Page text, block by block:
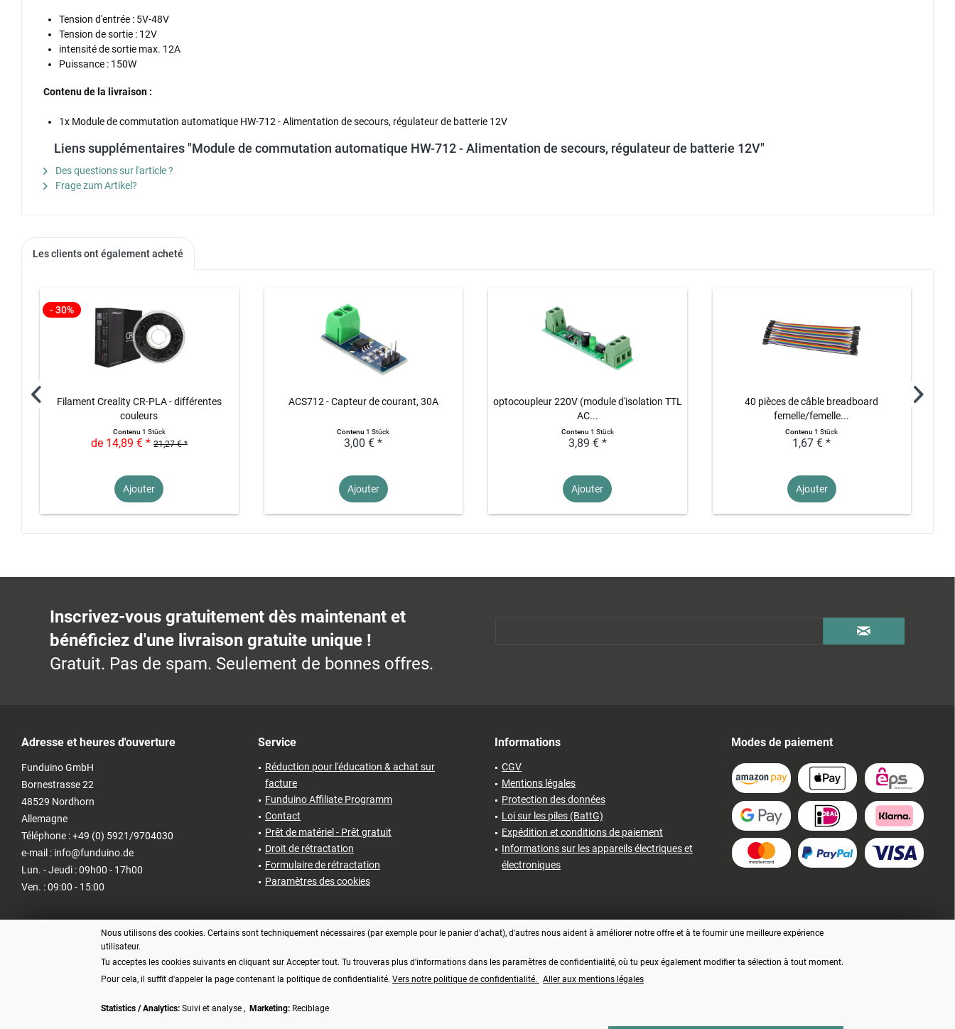
Tension d'entrée : 5V-48V
Tension de sortie : 12V
intensité de sortie max. 12A
Puissance : 150W
Contenu de la livraison :
1x Module de commutation automatique HW-712 - Alimentation de secours, régulateur de batterie 12V
Liens supplémentaires "Module de commutation automatique HW-712 - Alimentation de secours, régulateur de batterie 12V"
Des questions sur l'article ?
Frage zum Artikel?
Les clients ont également acheté
- 30%
Filament Creality CR-PLA - différentes
couleurs
Contenu 1 Stück
de 14,89 € * 21,27 € *
Ajouter
ACS712 - Capteur de courant, 30A
Contenu1 Stück
3,00 € *
Ajouter
optocoupleur 220V (module d'isolation TTL
AC...
Contenu 1 Stück
3,89 € *
Ajouter
40 pièces de câble breadboard
femelle/femelle...
Contenu1 Stück
1,67 € *
Ajouter
Inscrivez-vous gratuitement dès maintenant et
bénéficiez d'une livraison gratuite unique !
Gratuit. Pas de spam. Seulement de bonnes offres.
Adresse et heures d'ouverture
Funduino GmbH
Bornestrasse 22
48529 Nordhorn
Allemagne
Téléphone : +49 (0) 5921/9704030
e-mail : info@funduino.de
Lun. - Jeudi : 09h00 - 17h00
Ven. : 09:00 - 15:00
Service
Réduction pour l'éducation & achat sur
facture
Funduino Affiliate Programm
Contact
Prêt de matériel - Prêt gratuit
Droit de rétractation
Formulaire de rétractation
Paramètres des cookies
Informations
CGV
Mentions légales
Protection des données
Loi sur les piles (BattG)
Expédition et conditions de paiement
Informations sur les appareils électriques et
électroniques
Modes de paiement
Nous utilisons des cookies. Certains sont techniquement nécessaires (par exemple pour le panier d'achat), d'autres nous aident à améliorer notre offre et à te fournir une meilleure expérience
utilisateur.
Tu acceptes les cookies suivants en cliquant sur Accepter tout. Tu trouveras plus d'informations dans les paramètres de confidentialité, où tu peux également modifier ta sélection à tout moment.
Pour cela, il suffit d'appeler la page contenant la politique de confidentialité. Vers notre politique de confidentialité. Aller aux mentions légales
Statistics / Analytics: Suivi et analyse , Marketing: Reciblage